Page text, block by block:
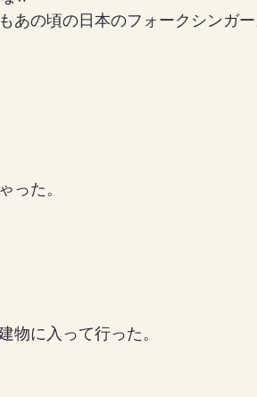
あの頃の日本のフォークシンガ
った。
物に入って行った。